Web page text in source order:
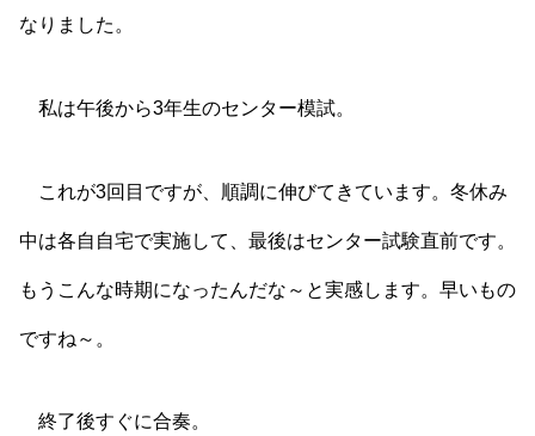
なりました。
私は午後から3年生のセンター模試。
これが3回目ですが、順調に伸びてきています。冬休み
中は各自自宅で実施して、最後はセンター試験直前です。
もうこんな時期になったんだな～と実感します。早いもの
ですね～。
終了後すぐに合奏。